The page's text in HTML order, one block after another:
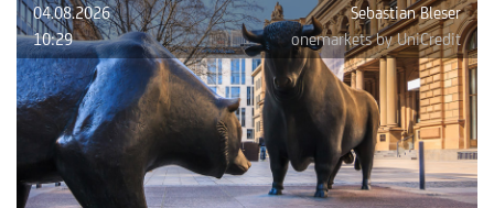
04.08.2026
Sebastian Bleser
10:29
onemarkets by UniCredit